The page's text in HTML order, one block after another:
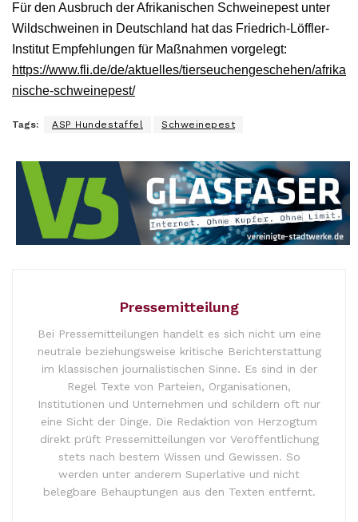
Für den Ausbruch der Afrikanischen Schweinepest unter
Wildschweinen in Deutschland hat das Friedrich-Löffler-
Institut Empfehlungen für Maßnahmen vorgelegt:
https://www.fli.de/de/aktuelles/tierseuchengeschehen/afrika
nische-schweinepest/
Tags: ASP Hundestaffel Schweinepest
Pressemitteilung
Bei Pressemitteilungen handelt es sich nicht um eine
neutrale beziehungsweise kritische Berichterstattung
im klassischen journalistischen Sinne. Es sind in der
Regel Texte von Parteien, Organisationen,
Institutionen und Unternehmen und schildern oft nur
eine Sicht der Dinge. Die Redaktion von Herzogtum
direkt prüft Pressemitteilungen vor Veröffentlichung
stets nach bestem Wissen und Gewissen. So
werden unter anderem Superlative und nicht
belegbare Behauptungen aus den Texten entfernt.